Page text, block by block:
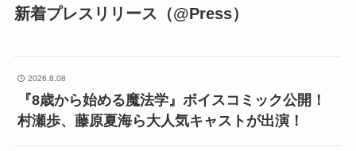
新着プレスリリース（@Press）
2026.8.08
『8歳から始める魔法学』ボイスコミック公開！
村瀬歩、藤原夏海ら大人気キャストが出演！